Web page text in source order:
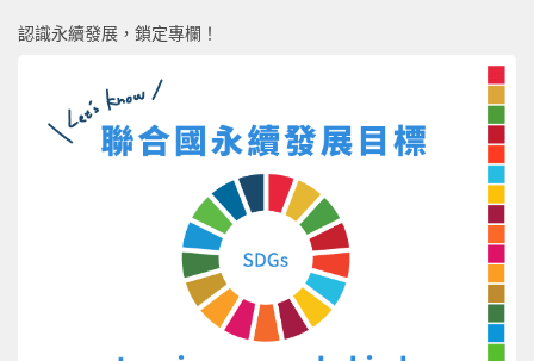
認識永續發展，鎖定專欄！